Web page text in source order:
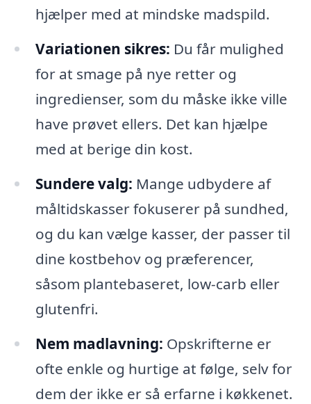
hjælper med at mindske madspild.
Variationen sikres: Du får mulighed
for at smage på nye retter og
ingredienser, som du måske ikke ville
have prøvet ellers. Det kan hjælpe
med at berige din kost.
Sundere valg: Mange udbydere af
måltidskasser fokuserer på sundhed,
og du kan vælge kasser, der passer til
dine kostbehov og præferencer,
såsom plantebaseret, low-carb eller
glutenfri.
Nem madlavning: Opskrifterne er
ofte enkle og hurtige at følge, selv for
dem der ikke er så erfarne i køkkenet.